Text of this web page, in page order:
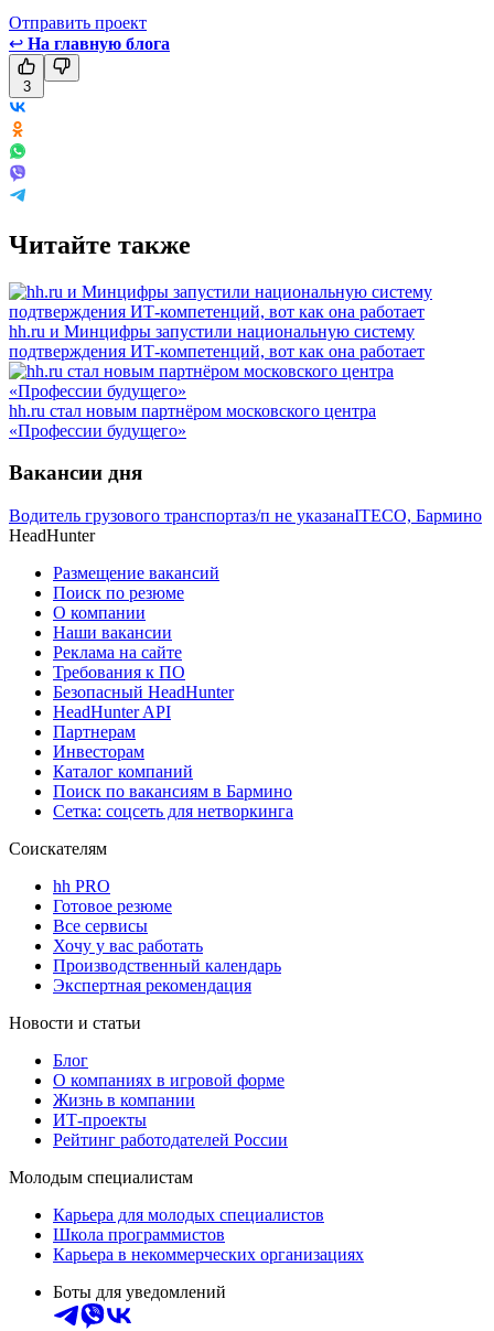
Отправить проект
↩ На главную блога
3
Читайте также
hh.ru и Минцифры запустили национальную систему
подтверждения ИТ-компетенций, вот как она работает
hh.ru стал новым партнёром московского центра
«Профессии будущего»
Вакансии дня
Водитель грузового транспортаз/п не указанаITECO, Бармино
HeadHunter
Размещение вакансий
Поиск по резюме
О компании
Наши вакансии
Реклама на сайте
Требования к ПО
Безопасный HeadHunter
HeadHunter API
Партнерам
Инвесторам
Каталог компаний
Поиск по вакансиям в Бармино
Сетка: соцсеть для нетворкинга
Соискателям
hh PRO
Готовое резюме
Все сервисы
Хочу у вас работать
Производственный календарь
Экспертная рекомендация
Новости и статьи
Блог
О компаниях в игровой форме
Жизнь в компании
ИТ-проекты
Рейтинг работодателей России
Молодым специалистам
Карьера для молодых специалистов
Школа программистов
Карьера в некоммерческих организациях
Боты для уведомлений